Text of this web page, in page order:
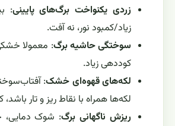
زردی یکنواخت برگ‌های پایینی:
زیاد/کمبود نور، نه آفت.
سوختگی حاشیه برگ: معمولا
کوددهی زیاد.
لکه‌های قهوه‌ای خشک:
لکه‌ها همراه با نقاط ریز و تار
ریزش ناگهانی برگ: شوک دمایی،